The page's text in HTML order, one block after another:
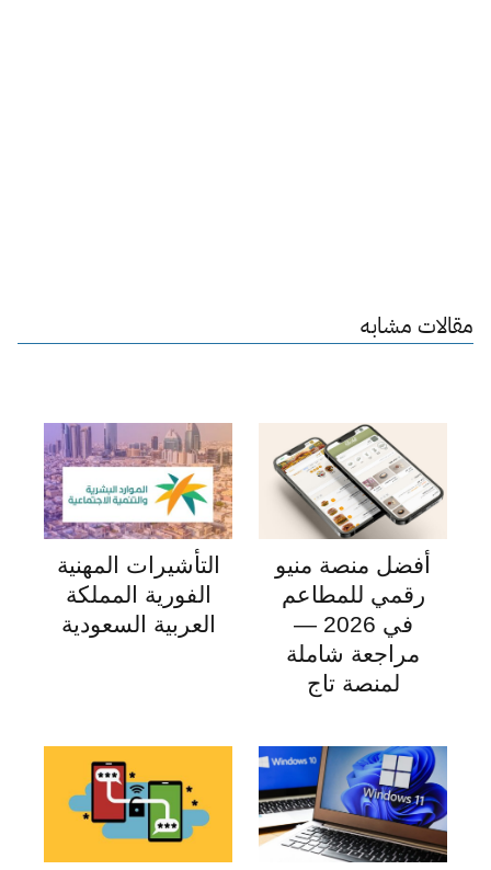
مقالات مشابه
أفضل منصة منيو
رقمي للمطاعم
في 2026 —
مراجعة شاملة
لمنصة تاج
التأشيرات المهنية
الفورية المملكة
العربية السعودية